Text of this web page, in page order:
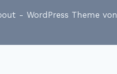
- WordPress Theme von